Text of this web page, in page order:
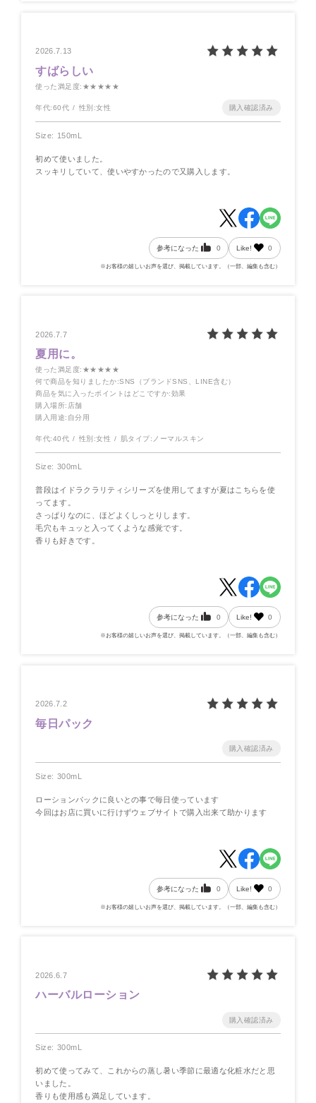
2026.7.13
すばらしい
使った満足度:★★★★★
年代:60代 性別:女性
Size: 150mL
初めて使いました。
スッキリしていて、使いやすかったので又購入します。
参考になった 0 Like! 0
※お客様の嬉しいお声を選び、掲載しています。（一部、編集も含む）
2026.7.7
夏用に。
使った満足度:★★★★★
何で商品を知りましたか:SNS（ブランドSNS、LINE含む）
商品を気に入ったポイントはどこですか:効果
購入場所:店舗
購入用途:自分用
年代:40代 性別:女性 肌タイプ: ノーマルスキン
Size: 300mL
普段はイドラクラリティシリーズを使用してますが夏はこちらを使
ってます。
さっぱりなのに、ほどよくしっとりします。
毛穴もキュッと入ってくような感覚です。
香りも好きです。
参考になった 0 Like! 0
※お客様の嬉しいお声を選び、掲載しています。（一部、編集も含む）
2026.7.2
毎日パック
Size: 300mL
ローションパックに良いとの事で毎日使っています
今回はお店に買いに行けずウェブサイトで購入出来て助かります
参考になった 0 Like! 0
※お客様の嬉しいお声を選び、掲載しています。（一部、編集も含む）
2026.6.7
ハーバルローション
Size: 300mL
初めて使ってみて、これからの蒸し暑い季節に最適な化粧水だと思
いました。
香りも使用感も満足しています。